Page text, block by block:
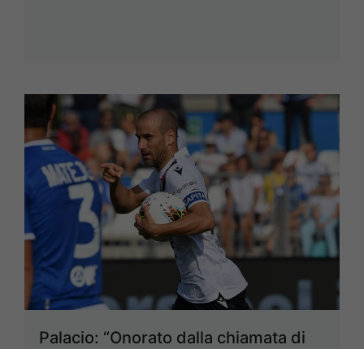
Palacio: “Onorato dalla chiamata di